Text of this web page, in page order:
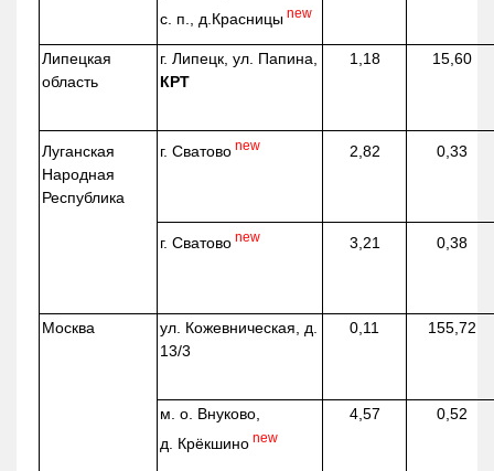
с. п., д.Красницы new
Липецкая
область
г. Липецк, ул. Папина,
КРТ
1,18 15,60
Луганская
Народная
Республика
г. Сватово new 2,82 0,33
г. Сватово new 3,21 0,38
Москва ул. Кожевническая, д.
13/3
0,11 155,72
м. о. Внуково,
д. Крёкшино new
4,57 0,52